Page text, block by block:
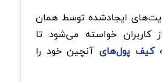
ایجادشده توسط همان
کاربران خواسته می‌شود تا
کیف پول‌هایآنچین خود را